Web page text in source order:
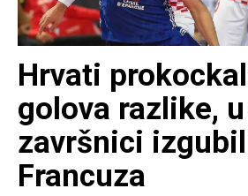
Hrvati
golova razlike,
završnici
Francuza